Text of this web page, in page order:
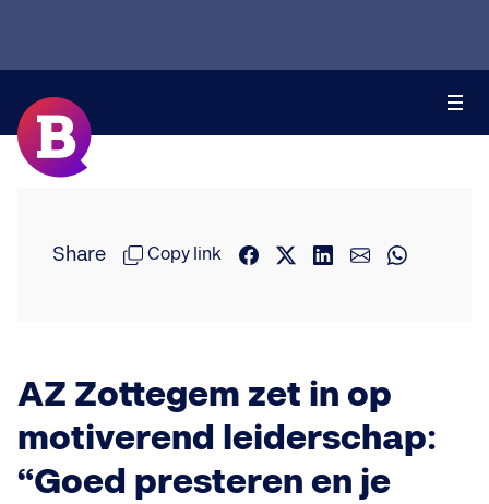
Share Copy link
AZ Zottegem zet in op
motiverend leiderschap:
“Goed presteren en je